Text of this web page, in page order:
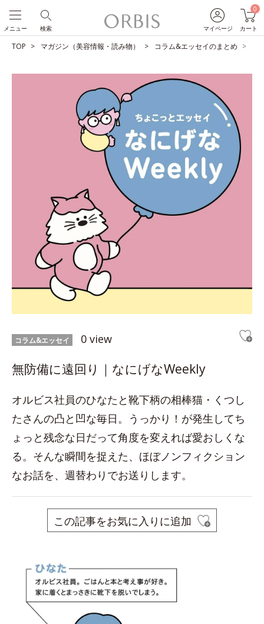
マイページ
0
カート
検索
メニュー
TOP マガジン（美容情報・読み物） コラム&エッセイのまとめ
コラム&エッセイ 0 view
無防備に遠回り｜なにげなWeekly
オルビス社員のひなたと靴下柄の相棒猫・くつし
たさんの凸と凹な毎日。うっかり！が発生してち
ょっと残念な日だって角度を変えれば愛おしくな
る。そんな瞬間を捉えた、ほぼノンフィクション
なお話を、週替わりでお送りします。
この記事をお気に入りに追加